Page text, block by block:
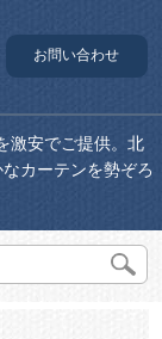
お問い合わせ
激安でご提供。北
カーテンを勢ぞろ